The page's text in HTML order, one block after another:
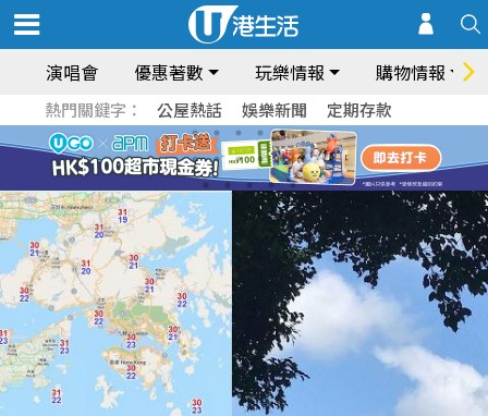
演唱會 優惠著數 玩樂情報 購物情報
熱門關鍵字： 公屋熱話 娛樂新聞 定期存款